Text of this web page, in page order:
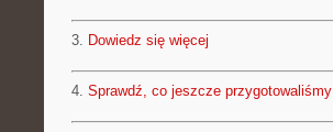
3. Dowiedz się więcej
4. Sprawdź, co jeszcze przygotowaliśmy